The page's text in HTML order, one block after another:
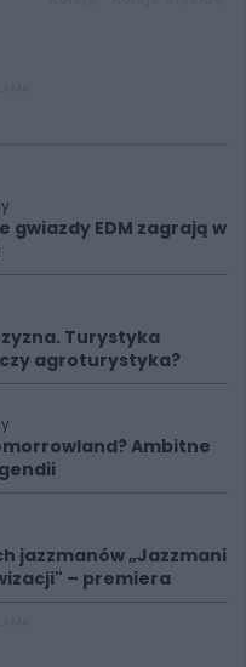
gwiazdy EDM zagrają w
Turystyka
agroturystyka?
Ambitne
jazzmanów „Jazzmani
– premiera